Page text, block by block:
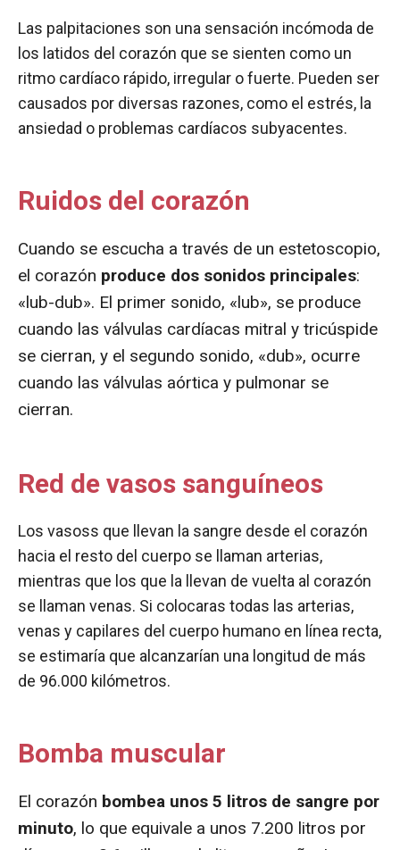
Las palpitaciones son una sensación incómoda de
los latidos del corazón que se sienten como un
ritmo cardíaco rápido, irregular o fuerte. Pueden ser
causados ​​por diversas razones, como el estrés, la
ansiedad o problemas cardíacos subyacentes.
Ruidos del corazón
Cuando se escucha a través de un estetoscopio,
el corazón produce dos sonidos principales:
«lub-dub». El primer sonido, «lub», se produce
cuando las válvulas cardíacas mitral y tricúspide
se cierran, y el segundo sonido, «dub», ocurre
cuando las válvulas aórtica y pulmonar se
cierran.
Red de vasos sanguíneos
Los vasoss que llevan la sangre desde el corazón
hacia el resto del cuerpo se llaman arterias,
mientras que los que la llevan de vuelta al corazón
se llaman venas. Si colocaras todas las arterias,
venas y capilares del cuerpo humano en línea recta,
se estimaría que alcanzarían una longitud de más
de 96.000 kilómetros.
Bomba muscular
El corazón bombea unos 5 litros de sangre por
minuto, lo que equivale a unos 7.200 litros por